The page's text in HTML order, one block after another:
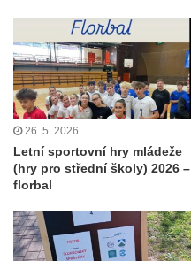
26. 5. 2026
Letní sportovní hry mládeže
(hry pro střední školy) 2026 –
florbal